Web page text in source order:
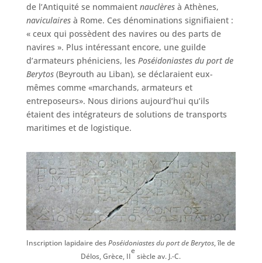
de l’Antiquité se nommaient nauclères à Athènes,
naviculaires à Rome. Ces dénominations signifiaient :
« ceux qui possèdent des navires ou des parts de
navires ». Plus intéressant encore, une guilde
d’armateurs phéniciens, les Poséidoniastes du port de
Berytos (Beyrouth au Liban), se déclaraient eux-
mêmes comme «marchands, armateurs et
entreposeurs». Nous dirions aujourd’hui qu’ils
étaient des intégrateurs de solutions de transports
maritimes et de logistique.
Inscription lapidaire desPoséidoniastes du port de Berytos, île de
Délos, Grèce, II
e
siècle av. J.-C.